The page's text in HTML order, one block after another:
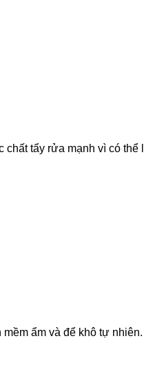
tẩy rửa mạnh vì có thể
ẩm và để khô tự nhiên.